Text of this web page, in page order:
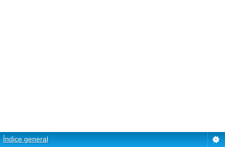
Índice general